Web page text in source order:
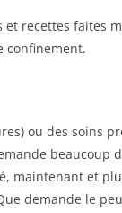
recettes faites
confinement.
ou des soins
beaucoup
maintenant et
demande le